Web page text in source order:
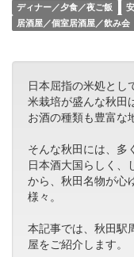
ディナー／夕食／夜ご飯
居酒屋／個室居酒屋／飲み会
日本屈指の米処とし
米栽培が盛んな秋田
お酒の種類も豊富な
そんな秋田には、多
日本酒大国らしく、
から、秋田名物が心
様々。
本記事では、秋田駅
屋をご紹介します。